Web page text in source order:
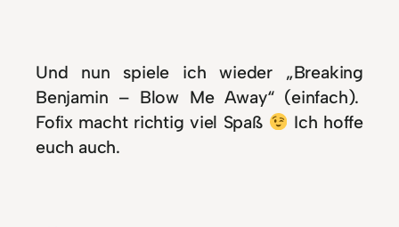
Und nun spiele ich wieder „Breaking
Benjamin – Blow Me Away“ (einfach).
Fofix macht richtig viel Spaß
Ich hoffe
euch auch.